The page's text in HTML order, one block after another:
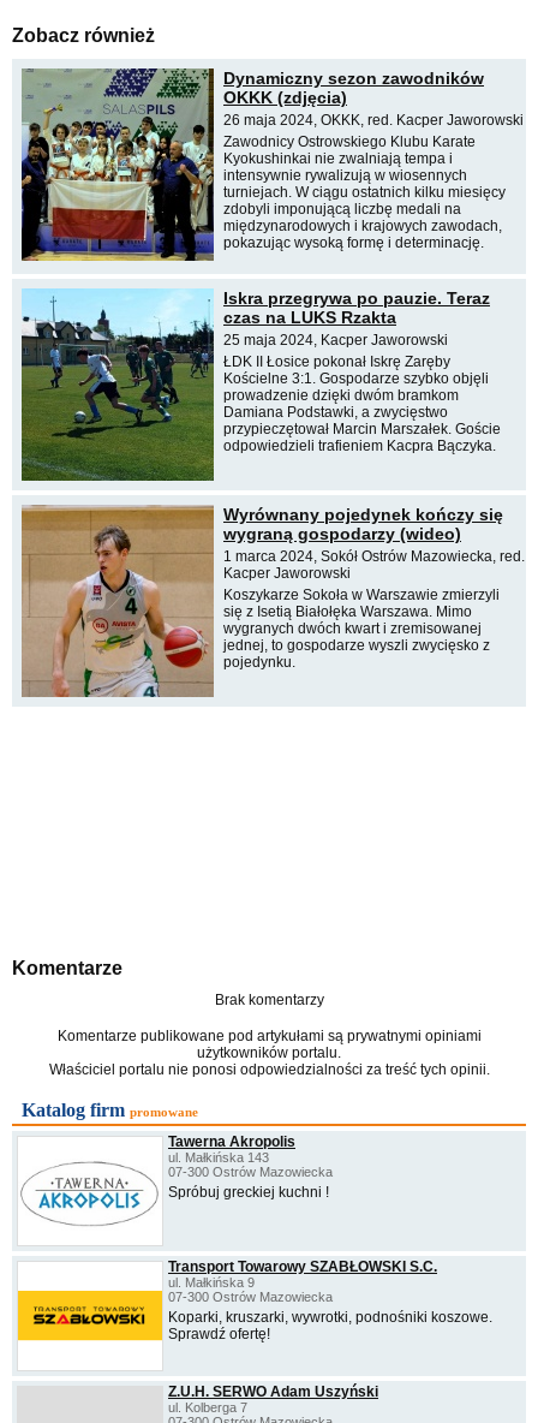
Zobacz również
Dynamiczny sezon zawodników
OKKK (zdjęcia)
26 maja 2024, OKKK, red. Kacper Jaworowski
Zawodnicy Ostrowskiego Klubu Karate
Kyokushinkai nie zwalniają tempa i
intensywnie rywalizują w wiosennych
turniejach. W ciągu ostatnich kilku miesięcy
zdobyli imponującą liczbę medali na
międzynarodowych i krajowych zawodach,
pokazując wysoką formę i determinację.
Iskra przegrywa po pauzie. Teraz
czas na LUKS Rzakta
25 maja 2024, Kacper Jaworowski
ŁDK II Łosice pokonał Iskrę Zaręby
Kościelne 3:1. Gospodarze szybko objęli
prowadzenie dzięki dwóm bramkom
Damiana Podstawki, a zwycięstwo
przypieczętował Marcin Marszałek. Goście
odpowiedzieli trafieniem Kacpra Bączyka.
Wyrównany pojedynek kończy się
wygraną gospodarzy (wideo)
1 marca 2024, Sokół Ostrów Mazowiecka, red.
Kacper Jaworowski
Koszykarze Sokoła w Warszawie zmierzyli
się z Isetią Białołęka Warszawa. Mimo
wygranych dwóch kwart i zremisowanej
jednej, to gospodarze wyszli zwycięsko z
pojedynku.
Komentarze
Brak komentarzy
Komentarze publikowane pod artykułami są prywatnymi opiniami
użytkowników portalu.
Właściciel portalu nie ponosi odpowiedzialności za treść tych opinii.
Katalog firm promowane
Tawerna Akropolis
ul. Małkińska 143
07-300 Ostrów Mazowiecka
Spróbuj greckiej kuchni !
Transport Towarowy SZABŁOWSKI S.C.
ul. Małkińska 9
07-300 Ostrów Mazowiecka
Koparki, kruszarki, wywrotki, podnośniki koszowe.
Sprawdź ofertę!
Z.U.H. SERWO Adam Uszyński
ul. Kolberga 7